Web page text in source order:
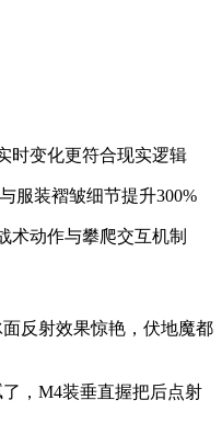
时变化更符合现实逻辑
服装褶皱细节提升300%
术动作与攀爬交互机制
反射效果惊艳，伏地魔都
，M4装垂直握把后点射